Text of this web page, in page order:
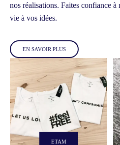
ETAM
nos réalisations. Faites confiance à
vie à vos idées.
EN SAVOIR PLUS